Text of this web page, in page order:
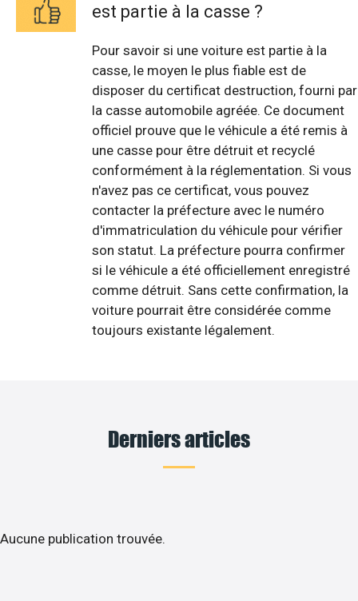
est partie à la casse ?
Pour savoir si une voiture est partie à la
casse, le moyen le plus fiable est de
disposer du certificat destruction, fourni par
la casse automobile agréée. Ce document
officiel prouve que le véhicule a été remis à
une casse pour être détruit et recyclé
conformément à la réglementation. Si vous
n'avez pas ce certificat, vous pouvez
contacter la préfecture avec le numéro
d'immatriculation du véhicule pour vérifier
son statut. La préfecture pourra confirmer
si le véhicule a été officiellement enregistré
comme détruit. Sans cette confirmation, la
voiture pourrait être considérée comme
toujours existante légalement.
Derniers articles
Aucune publication trouvée.